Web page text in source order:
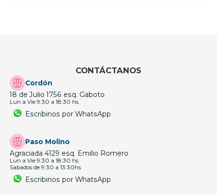
CONTÁCTANOS
Cordón
18 de Julio 1756 esq. Gaboto
Lun a Vie 9:30 a 18:30 hs
Escribinos por WhatsApp
Paso Molino
Agraciada 4129 esq. Emilio Romero
Lun a Vie 9:30 a 18:30 hs
Sabados de 9:30 a 13:30hs
Escribinos por WhatsApp